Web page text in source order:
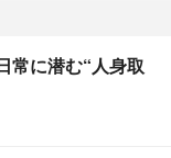
常に潜む“人身取